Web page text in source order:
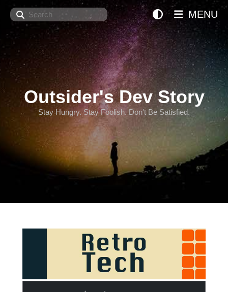
Search
Outsider's Dev Story
Stay Hungry. Stay Foolish. Don't Be Satisfied.
MENU